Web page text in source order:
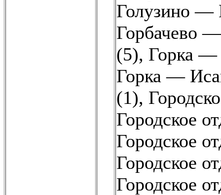
Голузино —
Горбачево
(5), Горка —
Горка —
(1),
Городское
Городское
Городское
Городское